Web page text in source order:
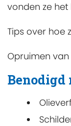
vonden ze het
Tips over hoe
Opruimen
Benodigd